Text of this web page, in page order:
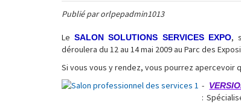
Publié par orlpepadmin1013
Le SALON SOLUTIONS SERVICES EXPO,
déroulera du 12 au 14 mai 2009 au Parc des
Si vous vous y rendez, vous pourrez apercevoir
-
: